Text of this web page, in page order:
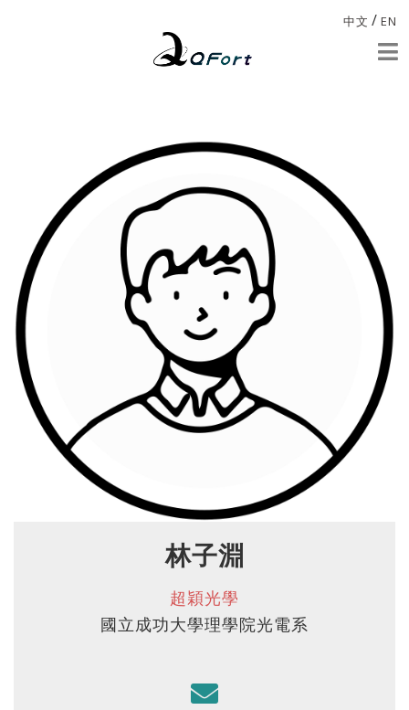
中文 / EN
林子淵
超穎光學
國立成功大學理學院光電系